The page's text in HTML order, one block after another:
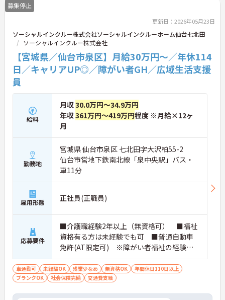
募集停止
更新日：2026年05月23日
ソーシャルインクルー株式会社ソーシャルインクルーホーム仙台七北田
ソーシャルインクルー株式会社
【宮城県／仙台市泉区】月給30万円～／年休114
日／キャリアUP◎／障がい者GH／広域生活支援
員
給料
月収30.0万円～34.9万円
年収361万円～419万円程度 ※月給×12ヶ
月
勤務地
宮城県 仙台市泉区 七北田字大沢柏55-2
仙台市営地下鉄南北線「泉中央駅」バス・
車11分
雇用形態 正社員(正職員)
応募要件
■介護職経験2年以上（無資格可） ■福祉
資格有る方は未経験でも可 ■普通自動車
免許(AT限定可) ※障がい者福祉の経験は
不問です。※実務経験2年以上の方、障がい
者福祉に関する経験をお持ちの方大歓迎
車通勤可 未経験OK 残業少なめ 無資格OK
年間休日110日以上
ブランクOK
社会保険完備 交通費支給